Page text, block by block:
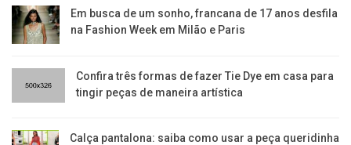
Em busca de um sonho, francana de 17 anos desfila
na Fashion Week em Milão e Paris
Confira três formas de fazer Tie Dye em casa para
tingir peças de maneira artística
Calça pantalona: saiba como usar a peça queridinha